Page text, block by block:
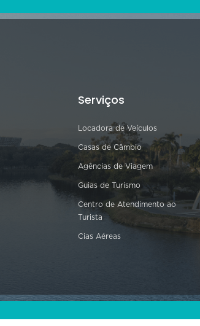
Serviços
Locadora de Veículos
Casas de Câmbio
Agências de Viagem
Guias de Turismo
Centro de Atendimento ao
Turista
Cias Aéreas